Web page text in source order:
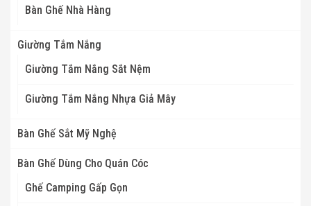
Bàn Ghế Nhà Hàng
Giường Tắm Nắng
Giường Tắm Nắng Sắt Nệm
Giường Tắm Nắng Nhựa Giả Mây
Bàn Ghế Sắt Mỹ Nghệ
Bàn Ghế Dùng Cho Quán Cóc
Ghế Camping Gấp Gọn